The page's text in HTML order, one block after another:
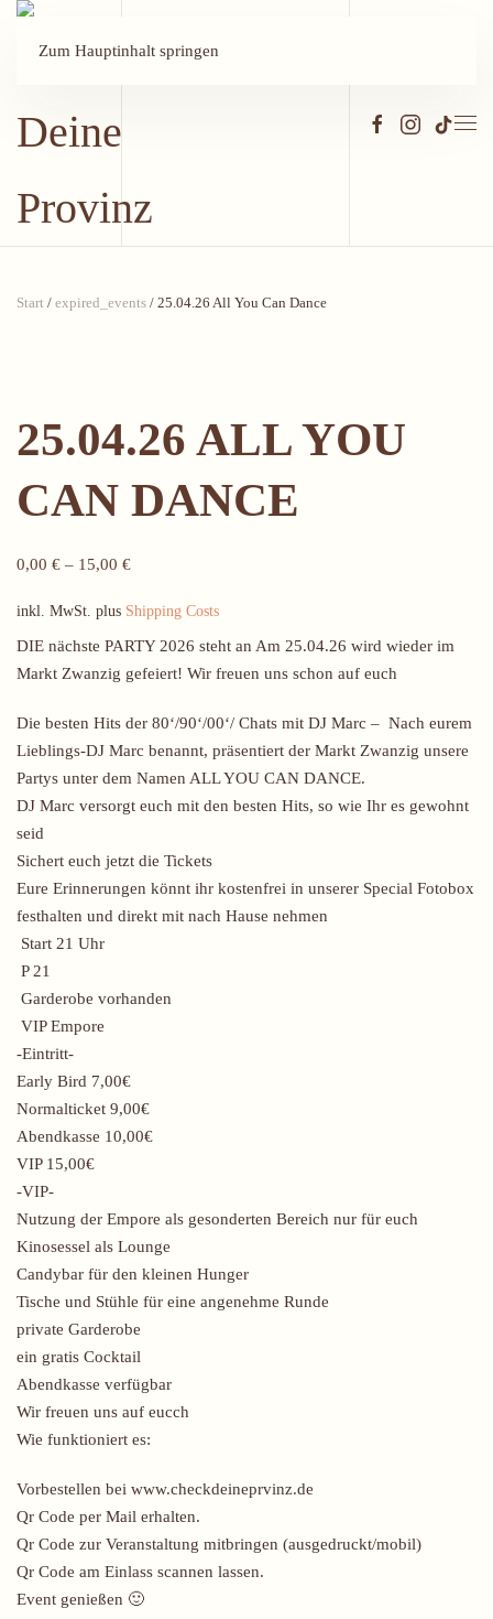
Zum Hauptinhalt springen
Start / expired_events / 25.04.26 All You Can Dance
25.04.26 ALL YOU
CAN DANCE
0,00 € – 15,00 €
inkl. MwSt. plus Shipping Costs
DIE nächste PARTY 2026 steht an Am 25.04.26 wird wieder im
Markt Zwanzig gefeiert! Wir freuen uns schon auf euch
Die besten Hits der 80‘/90‘/00‘/ Chats mit DJ Marc – Nach eurem
Lieblings-DJ Marc benannt, präsentiert der Markt Zwanzig unsere
Partys unter dem Namen ALL YOU CAN DANCE.
DJ Marc versorgt euch mit den besten Hits, so wie Ihr es gewohnt
seid
Sichert euch jetzt die Tickets
Eure Erinnerungen könnt ihr kostenfrei in unserer Special Fotobox
festhalten und direkt mit nach Hause nehmen
Start 21 Uhr
P 21
Garderobe vorhanden
VIP Empore
-Eintritt-
Early Bird 7,00€
Normalticket 9,00€
Abendkasse 10,00€
VIP 15,00€
-VIP-
Nutzung der Empore als gesonderten Bereich nur für euch
Kinosessel als Lounge
Candybar für den kleinen Hunger
Tische und Stühle für eine angenehme Runde
private Garderobe
ein gratis Cocktail
Abendkasse verfügbar
Wir freuen uns auf eucch
Wie funktioniert es:
Vorbestellen bei www.checkdeineprvinz.de
Qr Code per Mail erhalten.
Qr Code zur Veranstaltung mitbringen (ausgedruckt/mobil)
Qr Code am Einlass scannen lassen.
Event genießen 🙂